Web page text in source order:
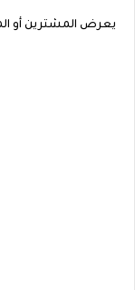
يعرض المشترين أو